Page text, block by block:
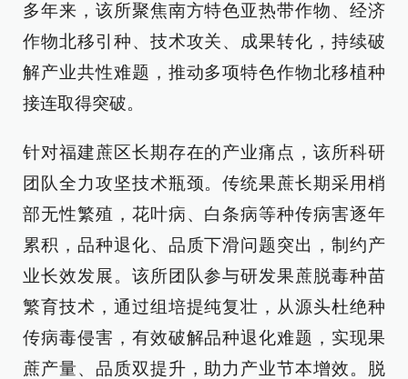
多年来，该所聚焦南方特色亚热带作物、经济
作物北移引种、技术攻关、成果转化，持续破
解产业共性难题，推动多项特色作物北移植种
接连取得突破。
针对福建蔗区长期存在的产业痛点，该所科研
团队全力攻坚技术瓶颈。传统果蔗长期采用梢
部无性繁殖，花叶病、白条病等种传病害逐年
累积，品种退化、品质下滑问题突出，制约产
业长效发展。该所团队参与研发果蔗脱毒种苗
繁育技术，通过组培提纯复壮，从源头杜绝种
传病毒侵害，有效破解品种退化难题，实现果
蔗产量、品质双提升，助力产业节本增效。脱